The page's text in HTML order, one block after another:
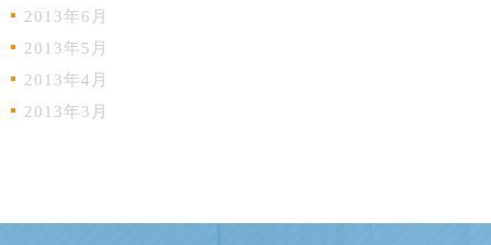
2013年6月
2013年5月
2013年4月
2013年3月